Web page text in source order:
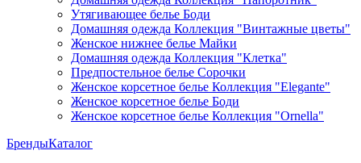
Утягивающее белье Боди
Домашняя одежда Коллекция "Винтажные цветы"
Женское нижнее белье Майки
Домашняя одежда Коллекция "Клетка"
Предпостельное белье Сорочки
Женское корсетное белье Коллекция "Elegante"
Женское корсетное белье Боди
Женское корсетное белье Коллекция "Ornella"
БрендыКаталог